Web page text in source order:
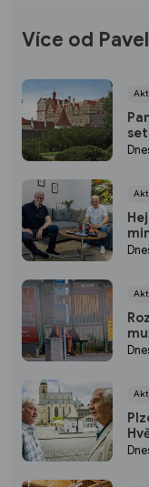
Více od